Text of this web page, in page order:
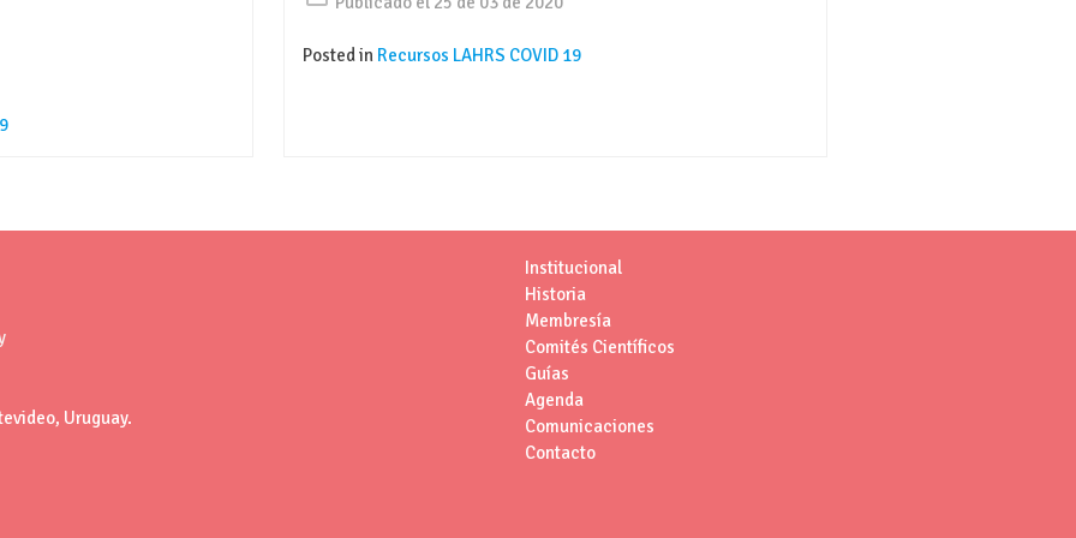
Posted in Recursos LAHRS COVID 19
Uruguay.
Institucional
Historia
Membresía
Comités Científicos
Guías
Agenda
Comunicaciones
Contacto